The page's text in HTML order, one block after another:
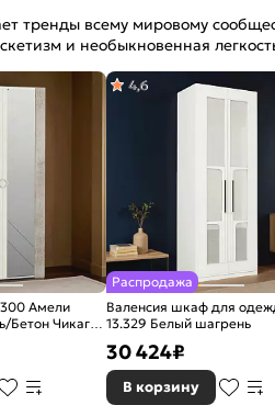
тренды всему мировому
и необыкновенная
Амели
Чикаго
Распродажа
Валенсия шкаф для
13.329 Белый шагрень
4,6
30 424₽
В корзину